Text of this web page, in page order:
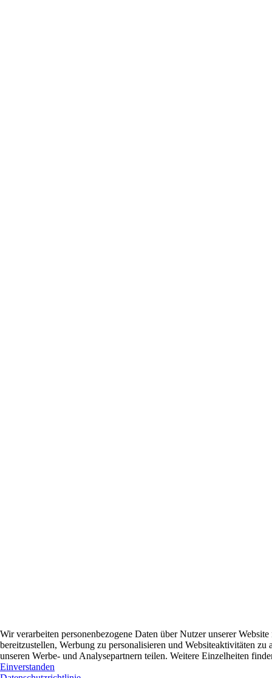
Wir verarbeiten personenbezogene Daten über Nutzer unserer
bereitzustellen, Werbung zu personalisieren und Websiteaktivitäten
unseren Werbe- und Analysepartnern teilen. Weitere Einzelheiten
Einverstanden